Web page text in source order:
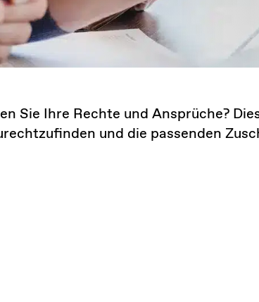
Sie Ihre Rechte und Ansprüche?
und die passenden